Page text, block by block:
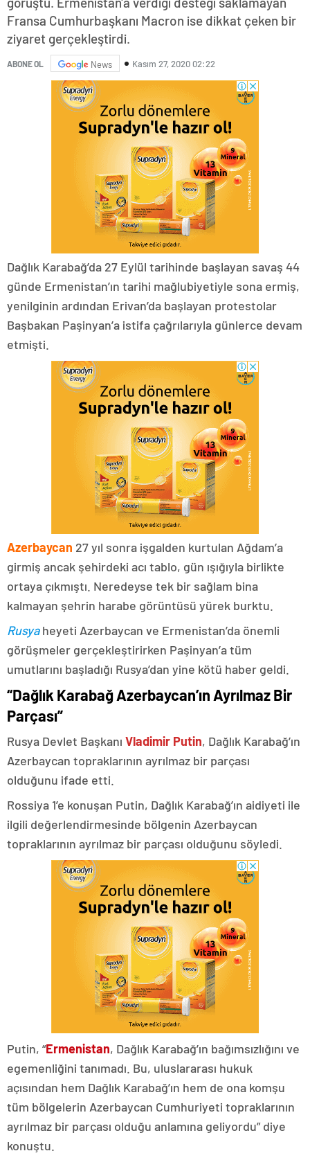
Fransa Cumhurbaşkanı Macron ise dikkat çeken bir
ziyaret gerçekleştirdi.
ABONE OL News Kasım 27, 2020 02:22
Dağlık Karabağ’da 27 Eylül tarihinde başlayan savaş 44
günde Ermenistan’ın tarihi mağlubiyetiyle sona ermiş,
yenilginin ardından Erivan’da başlayan protestolar
Başbakan Paşinyan’a istifa çağrılarıyla günlerce devam
etmişti.
Azerbaycan 27 yıl sonra işgalden kurtulan Ağdam’a
girmiş ancak şehirdeki acı tablo, gün ışığıyla birlikte
ortaya çıkmıştı. Neredeyse tek bir sağlam bina
kalmayan şehrin harabe görüntüsü yürek burktu.
Rusyaheyeti Azerbaycan ve Ermenistan’da önemli
görüşmeler gerçekleştirirken Paşinyan’a tüm
umutlarını başladığı Rusya’dan yine kötü haber geldi.
“Dağlık Karabağ Azerbaycan’ın Ayrılmaz Bir
Parçası”
Rusya Devlet Başkanı Vladimir Putin, Dağlık Karabağ’ın
Azerbaycan topraklarının ayrılmaz bir parçası
olduğunu ifade etti.
Rossiya 1’e konuşan Putin, Dağlık Karabağ’ın aidiyeti ile
ilgili değerlendirmesinde bölgenin Azerbaycan
topraklarının ayrılmaz bir parçası olduğunu söyledi.
Putin, “Ermenistan, Dağlık Karabağ’ın bağımsızlığını ve
egemenliğini tanımadı. Bu, uluslararası hukuk
açısından hem Dağlık Karabağ’ın hem de ona komşu
tüm bölgelerin Azerbaycan Cumhuriyeti topraklarının
ayrılmaz bir parçası olduğu anlamına geliyordu” diye
konuştu.